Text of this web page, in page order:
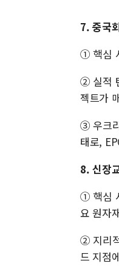
7. 중국
① 핵심
② 실적
젝트가
③ 우크
태로,
8. 신장
① 핵심
요 원자
② 지리
드 지점